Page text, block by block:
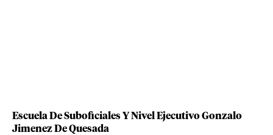
Escuela De Suboficiales Y Nivel Ejecutivo Gonzalo
Jimenez De Quesada